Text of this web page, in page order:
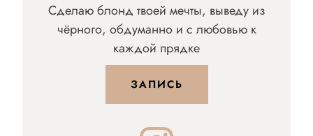
Сделаю блонд твоей мечты, выведу из
чёрного, обдуманно и с любовью к
каждой прядке
ЗАПИСЬ